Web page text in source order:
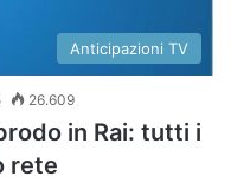
Anticipazioni TV
26.609
in Rai: tutti i
rete